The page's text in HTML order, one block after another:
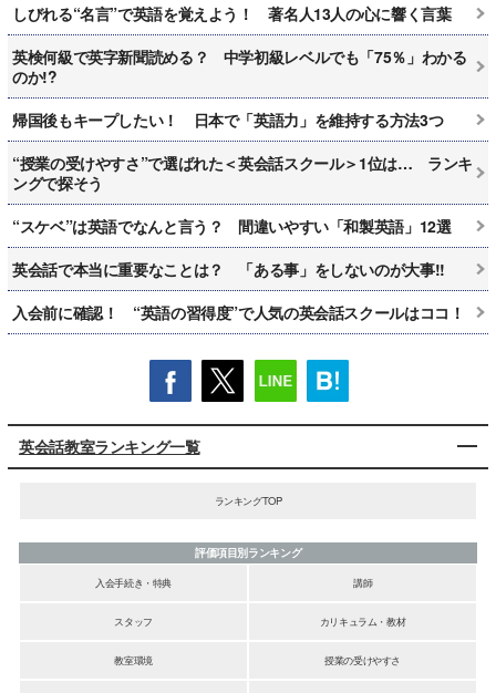
しびれる“名言”で英語を覚えよう！ 著名人13人の心に響く言葉
英検何級で英字新聞読める？ 中学初級レベルでも「75％」わかる
のか!?
帰国後もキープしたい！ 日本で「英語力」を維持する方法3つ
“授業の受けやすさ”で選ばれた＜英会話スクール＞1位は… ランキ
ングで探そう
“スケベ”は英語でなんと言う？ 間違いやすい「和製英語」12選
英会話で本当に重要なことは？ 「ある事」をしないのが大事!!
入会前に確認！ “英語の習得度”で人気の英会話スクールはココ！
英会話教室ランキング一覧
ランキングTOP
評価項目別ランキング
入会手続き・特典
講師
スタッフ カリキュラム・教材
教室環境 授業の受けやすさ